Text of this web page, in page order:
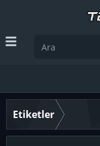
Etiketler